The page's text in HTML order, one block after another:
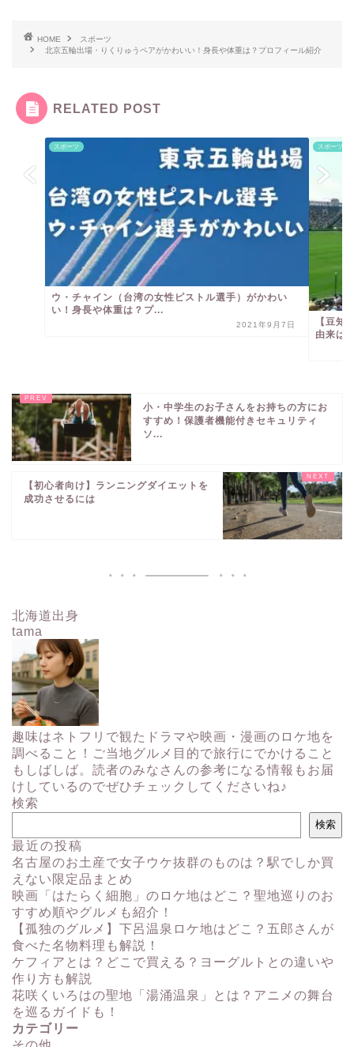
HOME
スポーツ
北京五輪出場・りくりゅうペアがかわいい！身長や体重は？プロフィール紹介
RELATED POST
スポーツ
ウ・チャイン（台湾の女性ピストル選手）がかわい
い！身長や体重は？プ...
2021年9月7日
スポーツ
【豆知
由来は
小・中学生のお子さんをお持ちの方にお
すすめ！保護者機能付きセキュリティ
ソ...
【初心者向け】ランニングダイエットを
成功させるには
北海道出身
tama
趣味はネトフリで観たドラマや映画・漫画のロケ地を
調べること！ご当地グルメ目的で旅行にでかけること
もしばしば。読者のみなさんの参考になる情報もお届
けしているのでぜひチェックしてくださいね♪
検索
検索
最近の投稿
名古屋のお土産で女子ウケ抜群のものは？駅でしか買
えない限定品まとめ
映画「はたらく細胞」のロケ地はどこ？聖地巡りのお
すすめ順やグルメも紹介！
【孤独のグルメ】下呂温泉ロケ地はどこ？五郎さんが
食べた名物料理も解説！
ケフィアとは？どこで買える？ヨーグルトとの違いや
作り方も解説
花咲くいろはの聖地「湯涌温泉」とは？アニメの舞台
を巡るガイドも！
カテゴリー